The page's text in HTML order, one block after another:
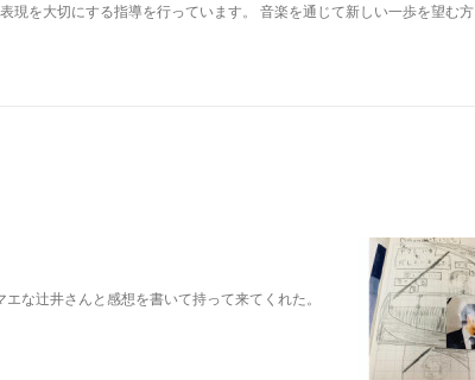
現を大切にする指導を行っています。 音楽を通じて新しい一歩を望む方
な辻井さんと 感想を書いて持って来てくれた。